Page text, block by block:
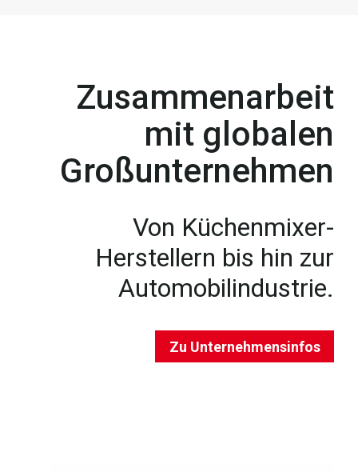
Zusammenarbeit
mit globalen
Großunternehmen
Von Küchenmixer-
Herstellern bis hin zur
Automobilindustrie.
Zu Unternehmensinfos